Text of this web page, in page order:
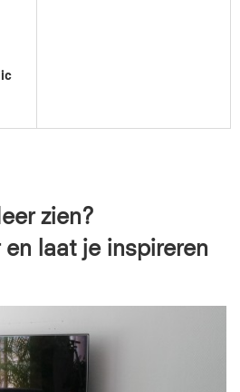
zien?
laat je inspireren